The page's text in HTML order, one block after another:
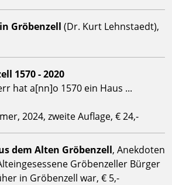
Gröbenzell (Dr. Kurt Lehnstaedt),
1570 - 2020
hat a[nn]o 1570 ein Haus ...
2024, zweite Auflage, € 24,-
dem Alten Gröbenzell, Anekdoten
Gröbenzeller Bürger
in Gröbenzell war, € 5,-